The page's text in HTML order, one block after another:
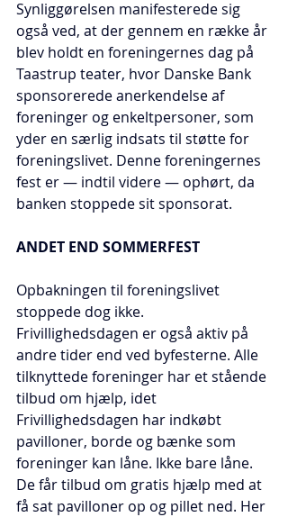
Synliggørelsen manifesterede sig
også ved, at der gennem en række år
blev holdt en foreningernes dag på
Taastrup teater, hvor Danske Bank
sponsorerede anerkendelse af
foreninger og enkeltpersoner, som
yder en særlig indsats til støtte for
foreningslivet. Denne foreningernes
fest er — indtil videre — ophørt, da
banken stoppede sit sponsorat.
ANDET END SOMMERFEST
Opbakningen til foreningslivet
stoppede dog ikke.
Frivillighedsdagen er også aktiv på
andre tider end ved byfesterne. Alle
tilknyttede foreninger har et stående
tilbud om hjælp, idet
Frivillighedsdagen har indkøbt
pavilloner, borde og bænke som
foreninger kan låne. Ikke bare låne.
De får tilbud om gratis hjælp med at
få sat pavilloner op og pillet ned. Her